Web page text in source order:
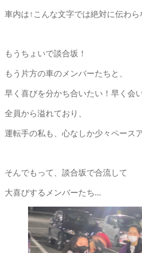
車内は↑こんな文字では絶対に伝わら
もうちょいで談合坂！
もう片方の車のメンバーたちと、
早く喜びを分かち合いたい！早く会
全員から溢れており、
運転手の私も、心なしか少々ペースア
そんでもって、談合坂で合流して
大喜びするメンバーたち…